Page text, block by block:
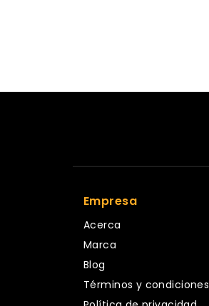
Empresa
Acerca
Marca
Blog
Términos y condiciones